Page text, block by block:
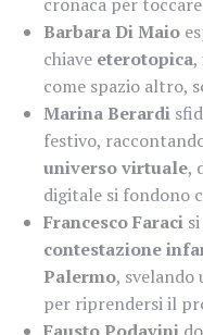
Barbara Di Maio
chiave eterotopica,
come spazio altro,
Marina Berardi
festivo,
universo virtuale,
digitale si fondono
Francesco Faraci
contestazione
Palermo,
per riprendersi il